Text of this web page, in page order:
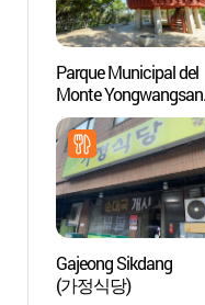
Parque Municipal del
Monte Yongwangsan
(용왕산근린공원)
Gajeong Sikdang
(가정식당)